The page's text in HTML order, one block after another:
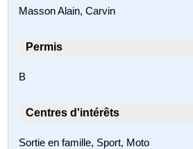
Masson Alain, Carvin
Permis
B
Centres d'intérêts
Sortie en famille, Sport, Moto